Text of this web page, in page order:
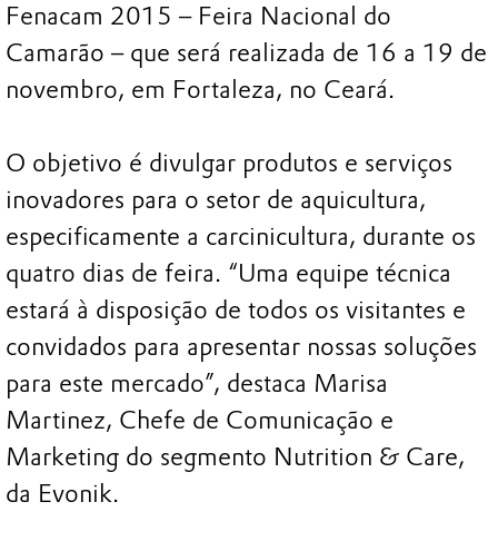
Fenacam 2015 – Feira Nacional do
Camarão – que será realizada de 16 a 19 de
novembro, em Fortaleza, no Ceará.
O objetivo é divulgar produtos e serviços
inovadores para o setor de aquicultura,
especificamente a carcinicultura, durante os
quatro dias de feira. “Uma equipe técnica
estará à disposição de todos os visitantes e
convidados para apresentar nossas soluções
para este mercado”, destaca Marisa
Martinez, Chefe de Comunicação e
Marketing do segmento Nutrition & Care,
da Evonik.